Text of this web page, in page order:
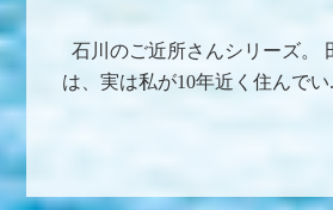
石川のご近所さんシリーズ。
は、実は私が10年近く住んでい